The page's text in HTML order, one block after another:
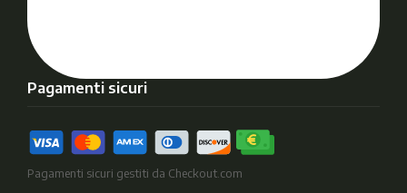
Pagamenti sicuri
Pagamenti sicuri gestiti da Checkout.com